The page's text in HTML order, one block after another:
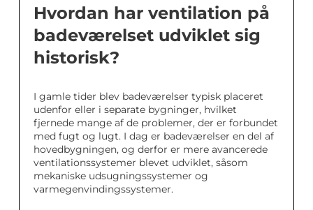
Hvordan har ventilation på
badeværelset udviklet sig
historisk?
I gamle tider blev badeværelser typisk placeret
udenfor eller i separate bygninger, hvilket
fjernede mange af de problemer, der er forbundet
med fugt og lugt. I dag er badeværelser en del af
hovedbygningen, og derfor er mere avancerede
ventilationssystemer blevet udviklet, såsom
mekaniske udsugningssystemer og
varmegenvindingssystemer.